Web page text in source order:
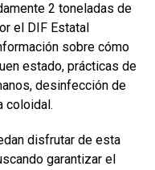
2 toneladas de
el DIF Estatal
sobre cómo
estado, prácticas de
desinfección de
coloidal.
disfrutar de esta
garantizar el